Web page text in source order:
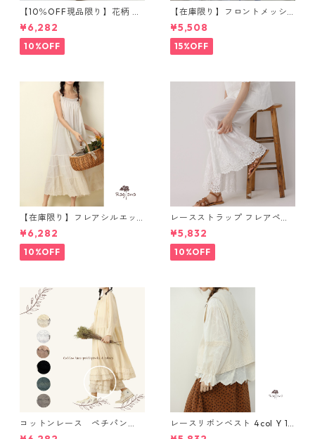
【10％OFF現品限り】花柄 ノ
ースリーブワンピース 1076
8
¥6,282
10%OFF
【在庫限り】フロントメッシ
ュ バックパック M 2col 11170
¥5,508
15%OFF
【在庫限り】フレアシルエッ
ト キャミワンピース 2col N
WP123
¥6,282
10%OFF
レースストラップ フレアペチ
パンツ Y 10925
¥5,832
10%OFF
コットンレース ペチパン
ツ 6 colors R2020131
レースリボンベスト 4col Y 111
15